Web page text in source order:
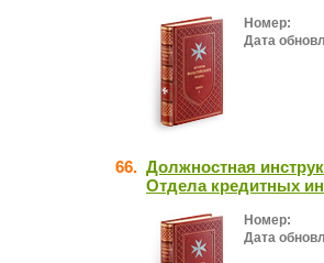
Номер:
Дата
66. Должностная
Отдела кредитных
Номер:
Дата